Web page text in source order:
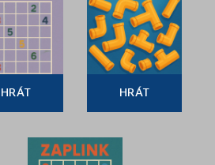
HRÁT HRÁT